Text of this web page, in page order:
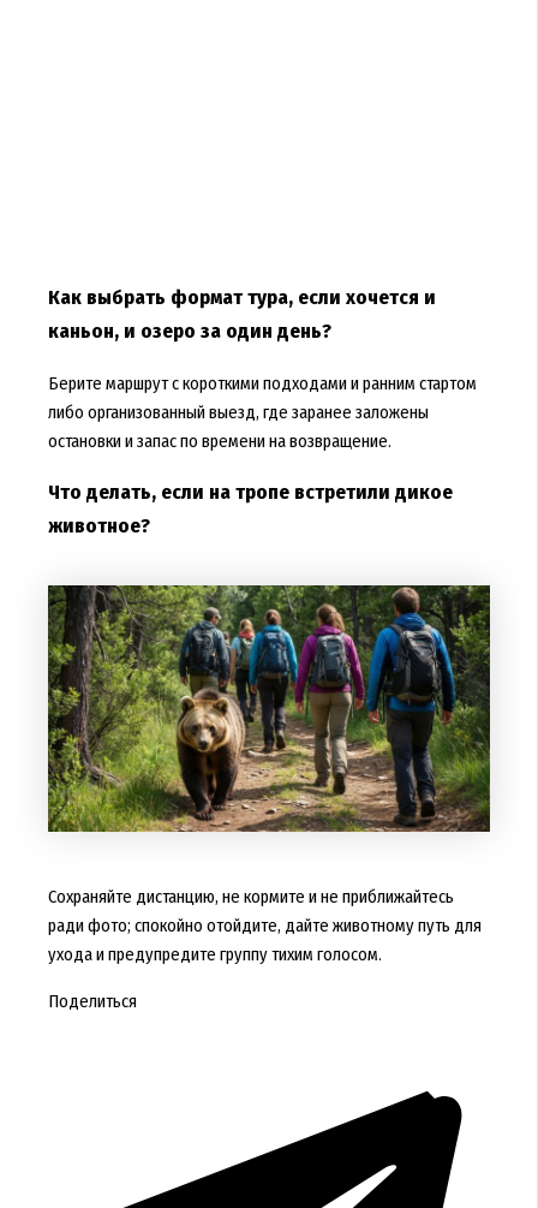
Как выбрать формат тура, если хочется и
каньон, и озеро за один день?
Берите маршрут с короткими подходами и ранним стартом
либо организованный выезд, где заранее заложены
остановки и запас по времени на возвращение.
Что делать, если на тропе встретили дикое
животное?
Сохраняйте дистанцию, не кормите и не приближайтесь
ради фото; спокойно отойдите, дайте животному путь для
ухода и предупредите группу тихим голосом.
Поделиться